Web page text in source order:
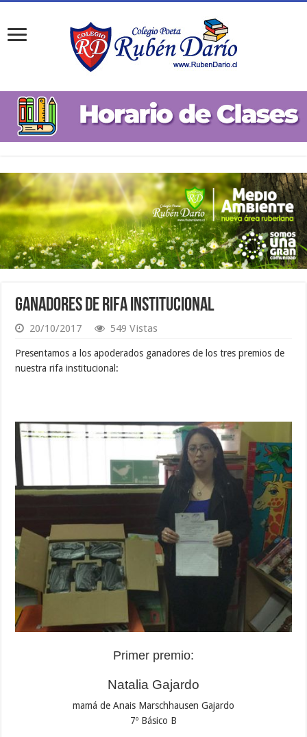
Ganadores de Rifa Institucional
20/10/2017 549 Vistas
Presentamos a los apoderados ganadores de los tres premios de
nuestra rifa institucional:
Primer premio:
Natalia Gajardo
mamá de Anais Marschhausen Gajardo
7º Básico B